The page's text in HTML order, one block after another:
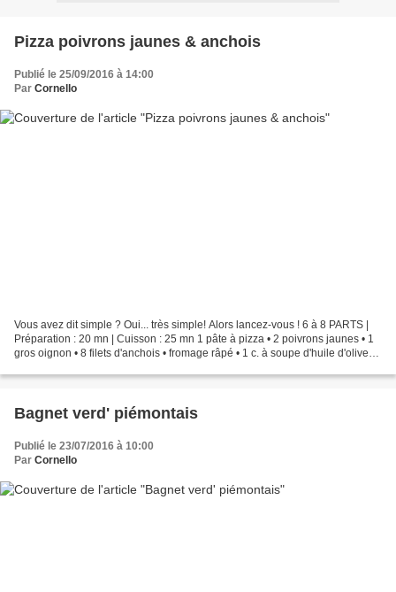
Pizza poivrons jaunes & anchois
Publié le 25/09/2016 à 14:00
Par Cornello
Vous avez dit simple ? Oui... très simple! Alors lancez-vous ! 6 à 8 PARTS |
Préparation : 20 mn | Cuisson : 25 mn 1 pâte à pizza • 2 poivrons jaunes • 1
gros oignon • 8 filets d'anchois • fromage râpé • 1 c. à soupe d'huile d'olive
Bagnet verd' piémontais
Publié le 23/07/2016 à 10:00
Par Cornello